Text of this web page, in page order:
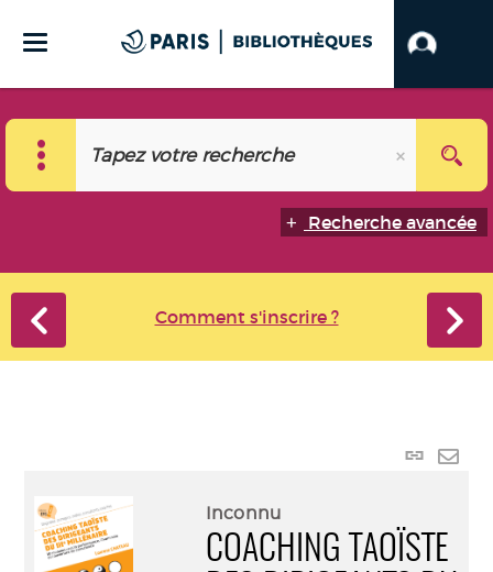
Recherche avancée
Comment s'inscrire ?
Lien
mail
Inconnu
COACHING TAOÏSTE